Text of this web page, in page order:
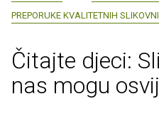
PREPORUKE KVALITETNIH
Čitajte djeci:
nas mogu